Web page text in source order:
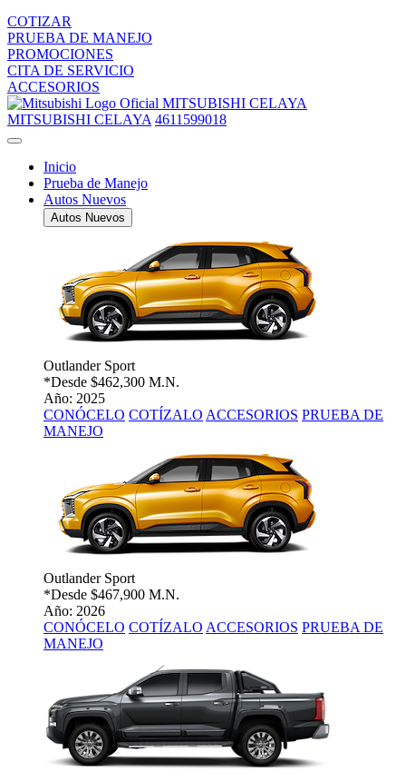
COTIZAR
PRUEBA DE MANEJO
PROMOCIONES
CITA DE SERVICIO
ACCESORIOS
MITSUBISHI CELAYA
MITSUBISHI CELAYA 4611599018
Inicio
Prueba de Manejo
Autos Nuevos
Autos Nuevos
Outlander Sport
*Desde $462,300 M.N.
Año: 2025
CONÓCELO COTÍZALO ACCESORIOS PRUEBA DE
MANEJO
Outlander Sport
*Desde $467,900 M.N.
Año: 2026
CONÓCELO COTÍZALO ACCESORIOS PRUEBA DE
MANEJO